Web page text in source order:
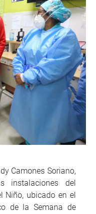
Camones Soriano,
instalaciones del
Niño, ubicado en el
de la Semana de